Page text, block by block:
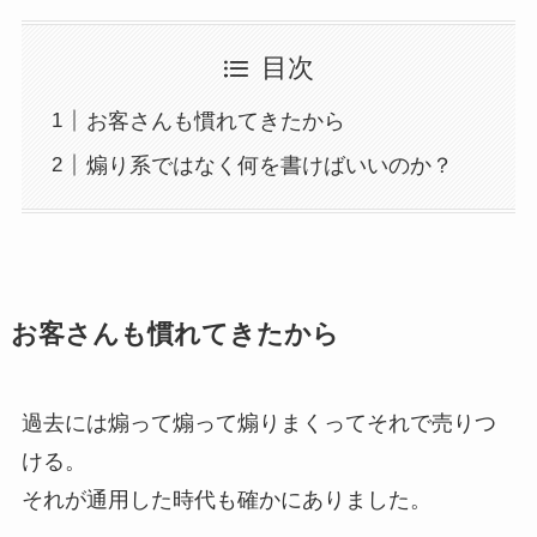
目次
お客さんも慣れてきたから
煽り系ではなく何を書けばいいのか？
お客さんも慣れてきたから
過去には煽って煽って煽りまくってそれで売りつ
ける。
それが通用した時代も確かにありました。